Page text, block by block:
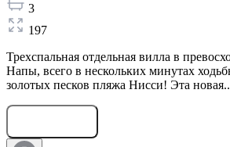
3
197
Трехспальная отдельная вилла в
Напы, всего в нескольких минутах
золотых песков пляжа Нисси! Эта